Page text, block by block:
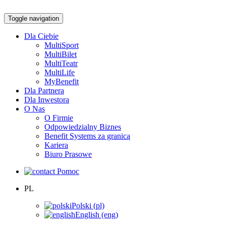
Toggle navigation
Dla Ciebie
MultiSport
MultiBilet
MultiTeatr
MultiLife
MyBenefit
Dla Partnera
Dla Inwestora
O Nas
O Firmie
Odpowiedzialny Biznes
Benefit Systems za granicą
Kariera
Biuro Prasowe
Pomoc
PL
Polski (pl)
English (eng)